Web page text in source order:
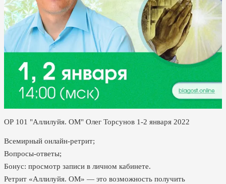
ОР 101 "Аллилуйя. ОМ" Олег Торсунов 1-2 января 2022
Всемирный онлайн-ретрит;
Вопросы-ответы;
Бонус: просмотр записи в личном кабинете.
Ретрит «Аллилуйя. ОМ» — это возможность получить